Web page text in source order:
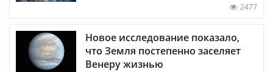
2477
Новое исследование показало,
что Земля постепенно заселяет
Венеру жизнью